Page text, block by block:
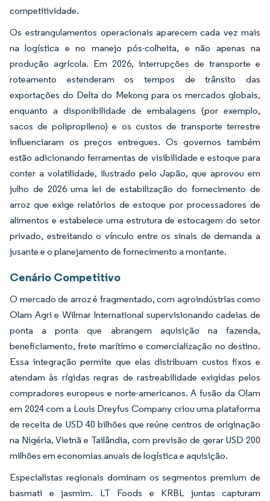
competitividade.
Os estrangulamentos operacionais aparecem cada vez mais
na logística e no manejo pós-colheita, e não apenas na
produção agrícola. Em 2026, interrupções de transporte e
roteamento estenderam os tempos de trânsito das
exportações do Delta do Mekong para os mercados globais,
enquanto a disponibilidade de embalagens (por exemplo,
sacos de polipropileno) e os custos de transporte terrestre
influenciaram os preços entregues. Os governos também
estão adicionando ferramentas de visibilidade e estoque para
conter a volatilidade, ilustrado pelo Japão, que aprovou em
julho de 2026 uma lei de estabilização do fornecimento de
arroz que exige relatórios de estoque por processadores de
alimentos e estabelece uma estrutura de estocagem do setor
privado, estreitando o vínculo entre os sinais de demanda a
jusante e o planejamento de fornecimento a montante.
Cenário Competitivo
O mercado de arroz é fragmentado, com agroindústrias como
Olam Agri e Wilmar International supervisionando cadeias de
ponta a ponta que abrangem aquisição na fazenda,
beneficiamento, frete marítimo e comercialização no destino.
Essa integração permite que elas distribuam custos fixos e
atendam às rígidas regras de rastreabilidade exigidas pelos
compradores europeus e norte-americanos. A fusão da Olam
em 2024 com a Louis Dreyfus Company criou uma plataforma
de receita de USD 40 bilhões que reúne centros de originação
na Nigéria, Vietnã e Tailândia, com previsão de gerar USD 200
milhões em economias anuais de logística e aquisição.
Especialistas regionais dominam os segmentos premium de
basmati e jasmim. LT Foods e KRBL juntas capturam